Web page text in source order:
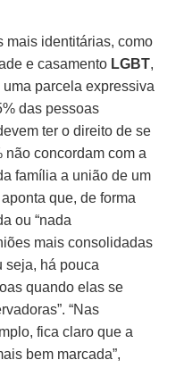
mais identitárias, como
e casamento LGBT,
parcela expressiva
das pessoas
ter o direito de se
não concordam com a
família a união de um
aponta que, de forma
ou “nada
mais consolidadas
seja, há pouca
quando elas se
“Nas
fica claro que a
bem marcada”,